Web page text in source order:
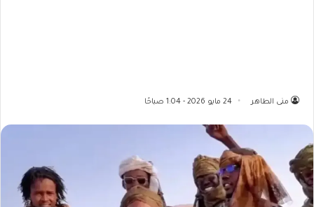
منى الطاهر 24 مايو 2026 - 1:04 صباحًا